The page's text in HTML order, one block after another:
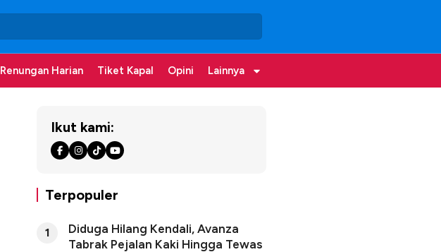
Renungan Harian Tiket Kapal Opini Lainnya
Ikut kami:
Terpopuler
1
Diduga Hilang Kendali, Avanza
Tabrak Pejalan Kaki Hingga Tewas